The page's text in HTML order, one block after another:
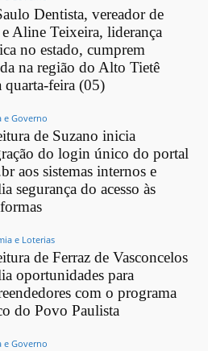
Dentista, vereador de
Aline Teixeira, liderança
no estado, cumprem
na região do Alto Tietê
quarta-feira (05)
e Governo
de Suzano inicia
do login único do portal
aos sistemas internos e
segurança do acesso às
e Loterias
de Ferraz de Vasconcelos
oportunidades para
com o programa
do Povo Paulista
e Governo